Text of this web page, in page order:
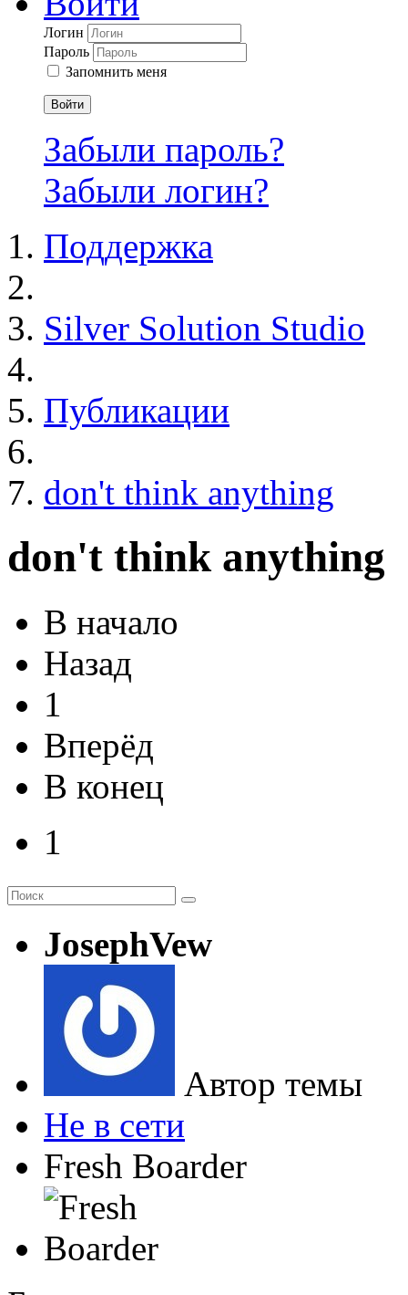
Логин
Пароль
Запомнить меня
Войти
Забыли пароль?
Забыли логин?
Поддержка
Silver Solution Studio
Публикации
don't think anything
don't think anything
В начало
Назад
1
Вперёд
В конец
1
JosephVew
Автор темы
Не в сети
Fresh Boarder